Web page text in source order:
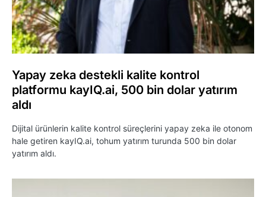
Yapay zeka destekli kalite kontrol
platformu kayIQ.ai, 500 bin dolar yatırım
aldı
Dijital ürünlerin kalite kontrol süreçlerini yapay zeka ile otonom
hale getiren kayIQ.ai, tohum yatırım turunda 500 bin dolar
yatırım aldı.